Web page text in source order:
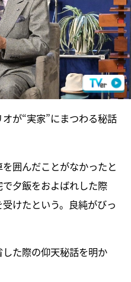
が“実家”にまつわる秘話
囲んだことがなかったと
夕飯をおよばれした際
けたという。良純がびっ
た際の仰天秘話を明か